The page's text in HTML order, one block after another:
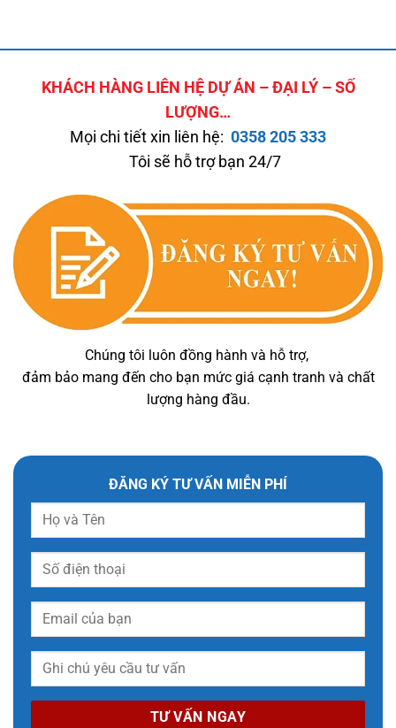
KHÁCH HÀNG LIÊN HỆ DỰ ÁN – ĐẠI LÝ – SỐ
LƯỢNG…
Mọi chi tiết xin liên hệ: 0358 205 333
Tôi sẽ hỗ trợ bạn 24/7
Chúng tôi luôn đồng hành và hỗ trợ,
đảm bảo mang đến cho bạn mức giá cạnh tranh và chất
lượng hàng đầu.
ĐĂNG KÝ TƯ VẤN MIỄN PHÍ